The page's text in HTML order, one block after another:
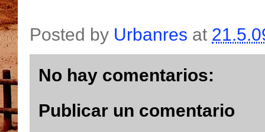
Posted by Urbanres at
No hay comentarios:
Publicar un comentario